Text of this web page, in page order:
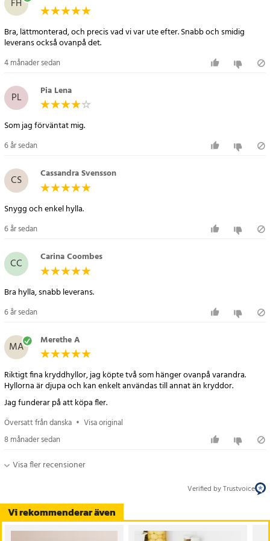
- Vikt: 627 g
Artikelnummer:79934
Vi rekommenderar även
FH
Bra, lättmonterad, och precis vad vi var ute efter. Snabb och smidig
leverans också ovanpå det.
4 månader sedan
PL Pia Lena
Som jag förväntat mig.
6 år sedan
CS Cassandra Svensson
Snygg och enkel hylla.
6 år sedan
CC Carina Coombes
Bra hylla, snabb leverans.
6 år sedan
MA Merethe A
Riktigt fina kryddhyllor, jag köpte två som hänger ovanpå varandra.
Hyllorna är djupa och kan enkelt användas till annat än kryddor.
Jag funderar på att köpa fler.
Översatt från danska • Visa original
8 månader sedan
Visa fler recensioner
Verified by Trustvoice